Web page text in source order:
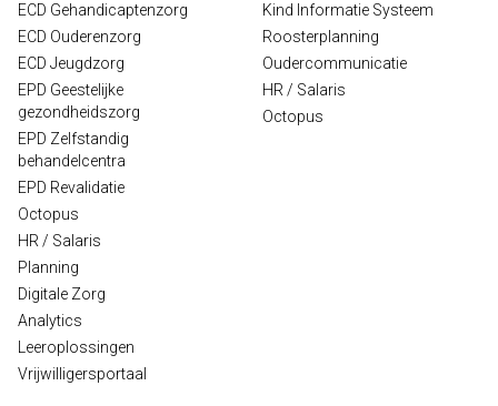
ECD Gehandicaptenzorg
ECD Ouderenzorg
ECD Jeugdzorg
EPD Geestelijke
gezondheidszorg
EPD Zelfstandig
behandelcentra
EPD Revalidatie
Octopus
HR / Salaris
Planning
Digitale Zorg
Analytics
Leeroplossingen
Vrijwilligersportaal
Kind Informatie Systeem
Roosterplanning
Oudercommunicatie
HR / Salaris
Octopus